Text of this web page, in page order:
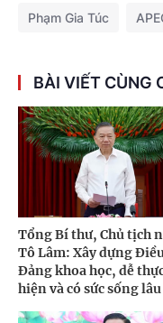
Phạm Gia Túc
BÀI VIẾT CÙNG
Tổng Bí thư, Chủ tịch
Tô Lâm: Xây dựng
Đảng khoa học, dễ
hiện và có sức sống